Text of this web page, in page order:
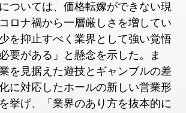
ついては、価格転嫁ができない現
ロナ禍から一層厳しさを増してい
を抑止すべく業界として強い覚悟
要がある」と懸念を示した。ま
を見据えた遊技とギャンブルの差
に対応したホールの新しい営業形
挙げ、「業界のあり方を抜本的に